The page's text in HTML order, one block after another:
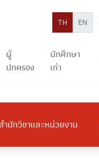
TH EN
ผู้
ปกครอง
นักศึกษา
เก่า
ำนักวิชาและหน่วยงาน